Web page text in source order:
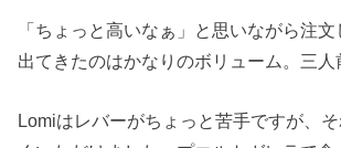
「ちょっと高いなぁ」と思いながら注文
出てきたのはかなりのボリューム。三人
Lomiはレバーがちょっと苦手ですが、